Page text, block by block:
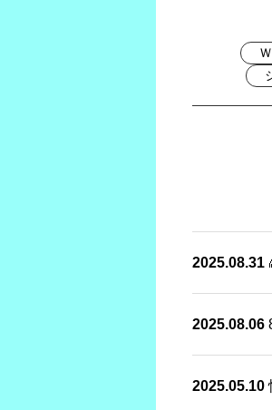
2025.08.31
2025.08.06
2025.05.10